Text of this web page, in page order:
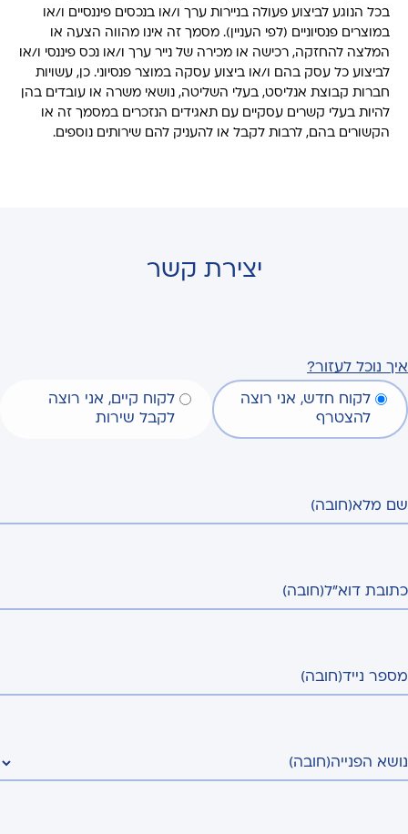
בכל הנוגע לביצוע פעולה בניירות ערך ו/או בנכסים פיננסיים ו/או
במוצרים פנסיוניים (לפי העניין). מסמך זה אינו מהווה הצעה או
המלצה להחזקה, רכישה או מכירה של נייר ערך ו/או נכס פיננסי ו/או
לביצוע כל עסק בהם ו/או ביצוע עסקה במוצר פנסיוני. כן, עשויות
חברות קבוצת אנליסט, בעלי השליטה, נושאי משרה או עובדים בהן
להיות בעלי קשרים עסקיים עם תאגידים הנזכרים במסמך זה או
הקשורים בהם, לרבות לקבל או להעניק להם שירותים נוספים.
יצירת קשר
איך נוכל לעזור?
לקוח חדש, אני רוצה
להצטרף
לקוח קיים, אני רוצה
לקבל שירות
שם מלא(חובה)
כתובת דוא"ל(חובה)
מספר נייד(חובה)
נושא הפנייה(חובה)